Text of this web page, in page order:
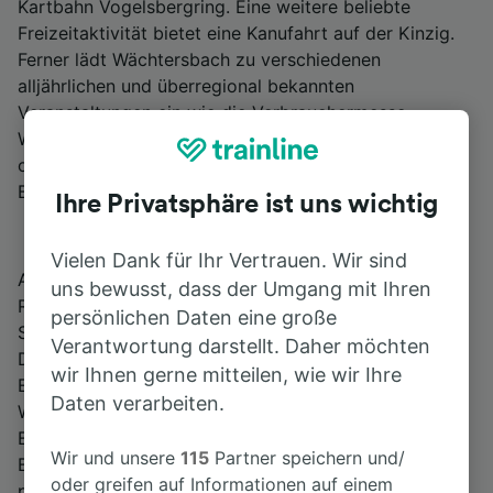
Kartbahn Vogelsbergring. Eine weitere beliebte
Freizeitaktivität bietet eine Kanufahrt auf der Kinzig.
Ferner lädt Wächtersbach zu verschiedenen
alljährlichen und überregional bekannten
Veranstaltungen ein wie die Verbrauchermesse
Wächtersbach, der Hindernislauf Strong Viking Run
oder Radlersonntag Kinzigtal Total, zu dem am
Bahnhof Wächtersbach Sonderzüge verkehren.
Am Bahnhof Wächtersbach hält der KinzigtalExpress
RE 50 von Fulda und die Kinzigtalbahn RB 51 von Bad
Soden-Salmünster, die beide nach Frankfurt fahren.
Die Bad Orber Kleinbahn „Emma“ fährt von Ostern bis
Ende Oktober an Sonn- und Feiertagen ab
Wächtersbach Bahnhof nach Bad Orb. Vom
Bahnhofsvorplatz fahren verschiedene regionale
Buslinien zu den umliegenden Ortschaften. Zudem
Ihre Privatsphäre ist uns wichtig
Vielen Dank für Ihr Vertrauen. Wir sind
uns bewusst, dass der Umgang mit Ihren
persönlichen Daten eine große
Verantwortung darstellt. Daher möchten
wir Ihnen gerne mitteilen, wie wir Ihre
Daten verarbeiten.
Wir und unsere115 Partner speichern und/
oder greifen auf Informationen auf einem